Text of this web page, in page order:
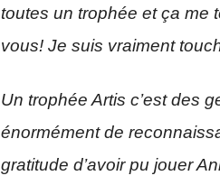
toutes un trophée et ça me
vous! Je suis vraiment
Un trophée Artis c’est des
énormément de
gratitude d’avoir pu jouer